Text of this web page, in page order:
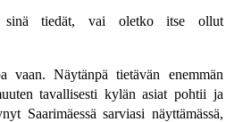
tiedät, vai oletko itse ollut
Näytänpä tietävän enemmän
tavallisesti kylän asiat pohtii ja
Saarimäessä sarviasi näyttämässä,